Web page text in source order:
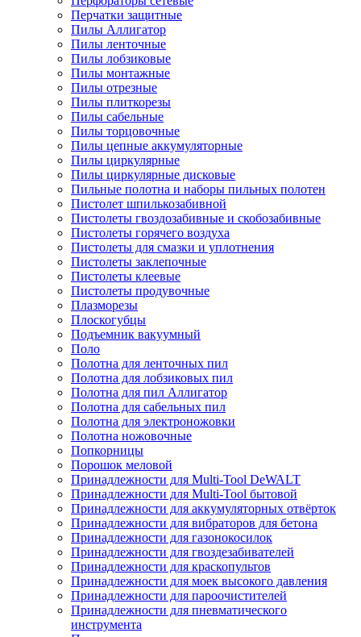
Перчатки защитные
Пилы Аллигатор
Пилы ленточные
Пилы лобзиковые
Пилы монтажные
Пилы отрезные
Пилы плиткорезы
Пилы сабельные
Пилы торцовочные
Пилы цепные аккумуляторные
Пилы циркулярные
Пилы циркулярные дисковые
Пильные полотна и наборы пильных полотен
Пистолет шпилькозабивной
Пистолеты гвоздозабивные и скобозабивные
Пистолеты горячего воздуха
Пистолеты для смазки и уплотнения
Пистолеты заклепочные
Пистолеты клеевые
Пистолеты продувочные
Плазморезы
Плоскогубцы
Подъемник вакуумный
Поло
Полотна для ленточных пил
Полотна для лобзиковых пил
Полотна для пил Аллигатор
Полотна для сабельных пил
Полотна для электроножовки
Полотна ножовочные
Попкорницы
Порошок меловой
Принадлежности для Multi-Tool DeWALT
Принадлежности для Multi-Tool бытовой
Принадлежности для аккумуляторных отвёрток
Принадлежности для вибраторов для бетона
Принадлежности для газонокосилок
Принадлежности для гвоздезабивателей
Принадлежности для краскопультов
Принадлежности для моек высокого давления
Принадлежности для пароочистителей
Принадлежности для пневматического
инструмента